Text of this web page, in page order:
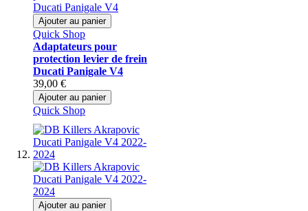
Ajouter au panier
Quick Shop
Adaptateurs pour
protection levier de frein
Ducati Panigale V4
39,00 €
Ajouter au panier
Quick Shop
Ajouter au panier